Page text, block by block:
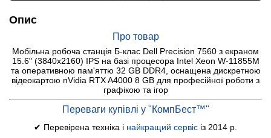
Опис
Про товар
Мобільна робоча станція Б-клас Dell Precision 7560 з екраном
15.6" (3840x2160) IPS на базі процесора Intel Xeon W-11855M
та оперативною пам'яттю 32 GB DDR4, оснащена дискретною
відеокартою nVidia RTX A4000 8 GB для професійної роботи з
графікою та ігор
Переваги купівлі у "КомпБест™"
✔ Перевірена техніка і найкращий сервіс із 2014 р.